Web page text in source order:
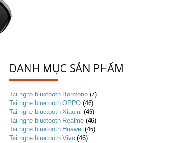
DANH MỤC SẢN PHẨM
Tai nghe bluetooth Borofone (7)
Tai nghe bluetooth OPPO (46)
Tai nghe bluetooth Xiaomi (46)
Tai nghe bluetooth Realme (46)
Tai nghe bluetooth Huawei (46)
Tai nghe bluetooth Vivo (46)